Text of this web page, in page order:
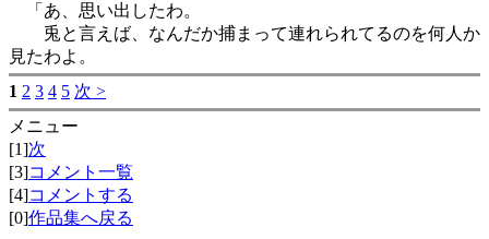
「あ、思い出したわ。
兎と言えば、なんだか捕まって連れられてるのを何人か
見たわよ。
1 2 3 4 5 次 >
メニュー
[1]次
[3]コメント一覧
[4]コメントする
[0]作品集へ戻る